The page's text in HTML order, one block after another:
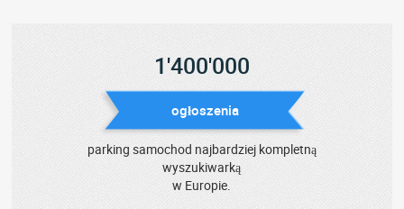
1'400'000
ogłoszenia
parking samochod najbardziej kompletną
wyszukiwarką
w Europie.